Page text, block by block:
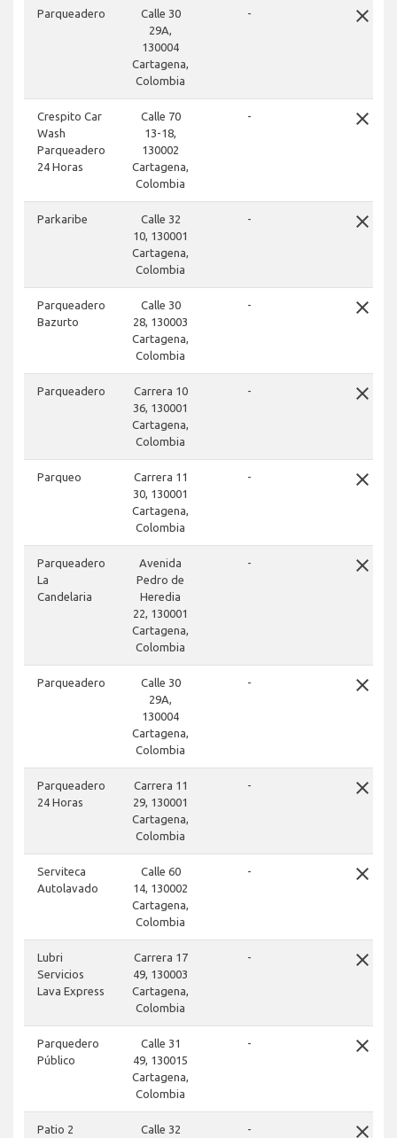
Parqueadero
Calle 30
29A,
130004
Cartagena,
Colombia
- close
Crespito Car
Wash
Parqueadero
24 Horas
Calle 70
13-18,
130002
Cartagena,
Colombia
- close
Parkaribe
Calle 32
10, 130001
Cartagena,
Colombia
- close
Parqueadero
Bazurto
Calle 30
28, 130003
Cartagena,
Colombia
- close
Parqueadero
Carrera 10
36, 130001
Cartagena,
Colombia
- close
Parqueo
Carrera 11
30, 130001
Cartagena,
Colombia
- close
Parqueadero
La
Candelaria
Avenida
Pedro de
Heredia
22, 130001
Cartagena,
Colombia
- close
Parqueadero
Calle 30
29A,
130004
Cartagena,
Colombia
- close
Parqueadero
24 Horas
Carrera 11
29, 130001
Cartagena,
Colombia
- close
Serviteca
Autolavado
Calle 60
14, 130002
Cartagena,
Colombia
- close
Lubri
Servicios
Lava Express
Carrera 17
49, 130003
Cartagena,
Colombia
- close
Parquedero
Público
Calle 31
49, 130015
Cartagena,
Colombia
- close
Patio 2 Calle 32 - close